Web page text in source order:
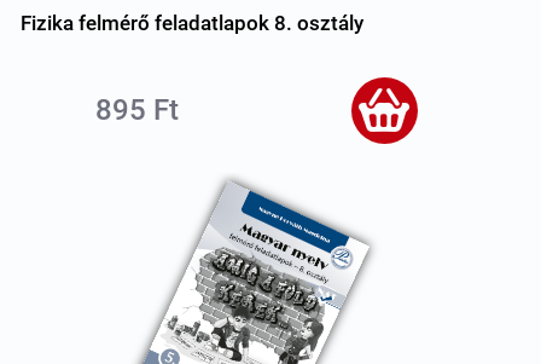
Fizika felmérő feladatlapok 8. osztály
895 Ft